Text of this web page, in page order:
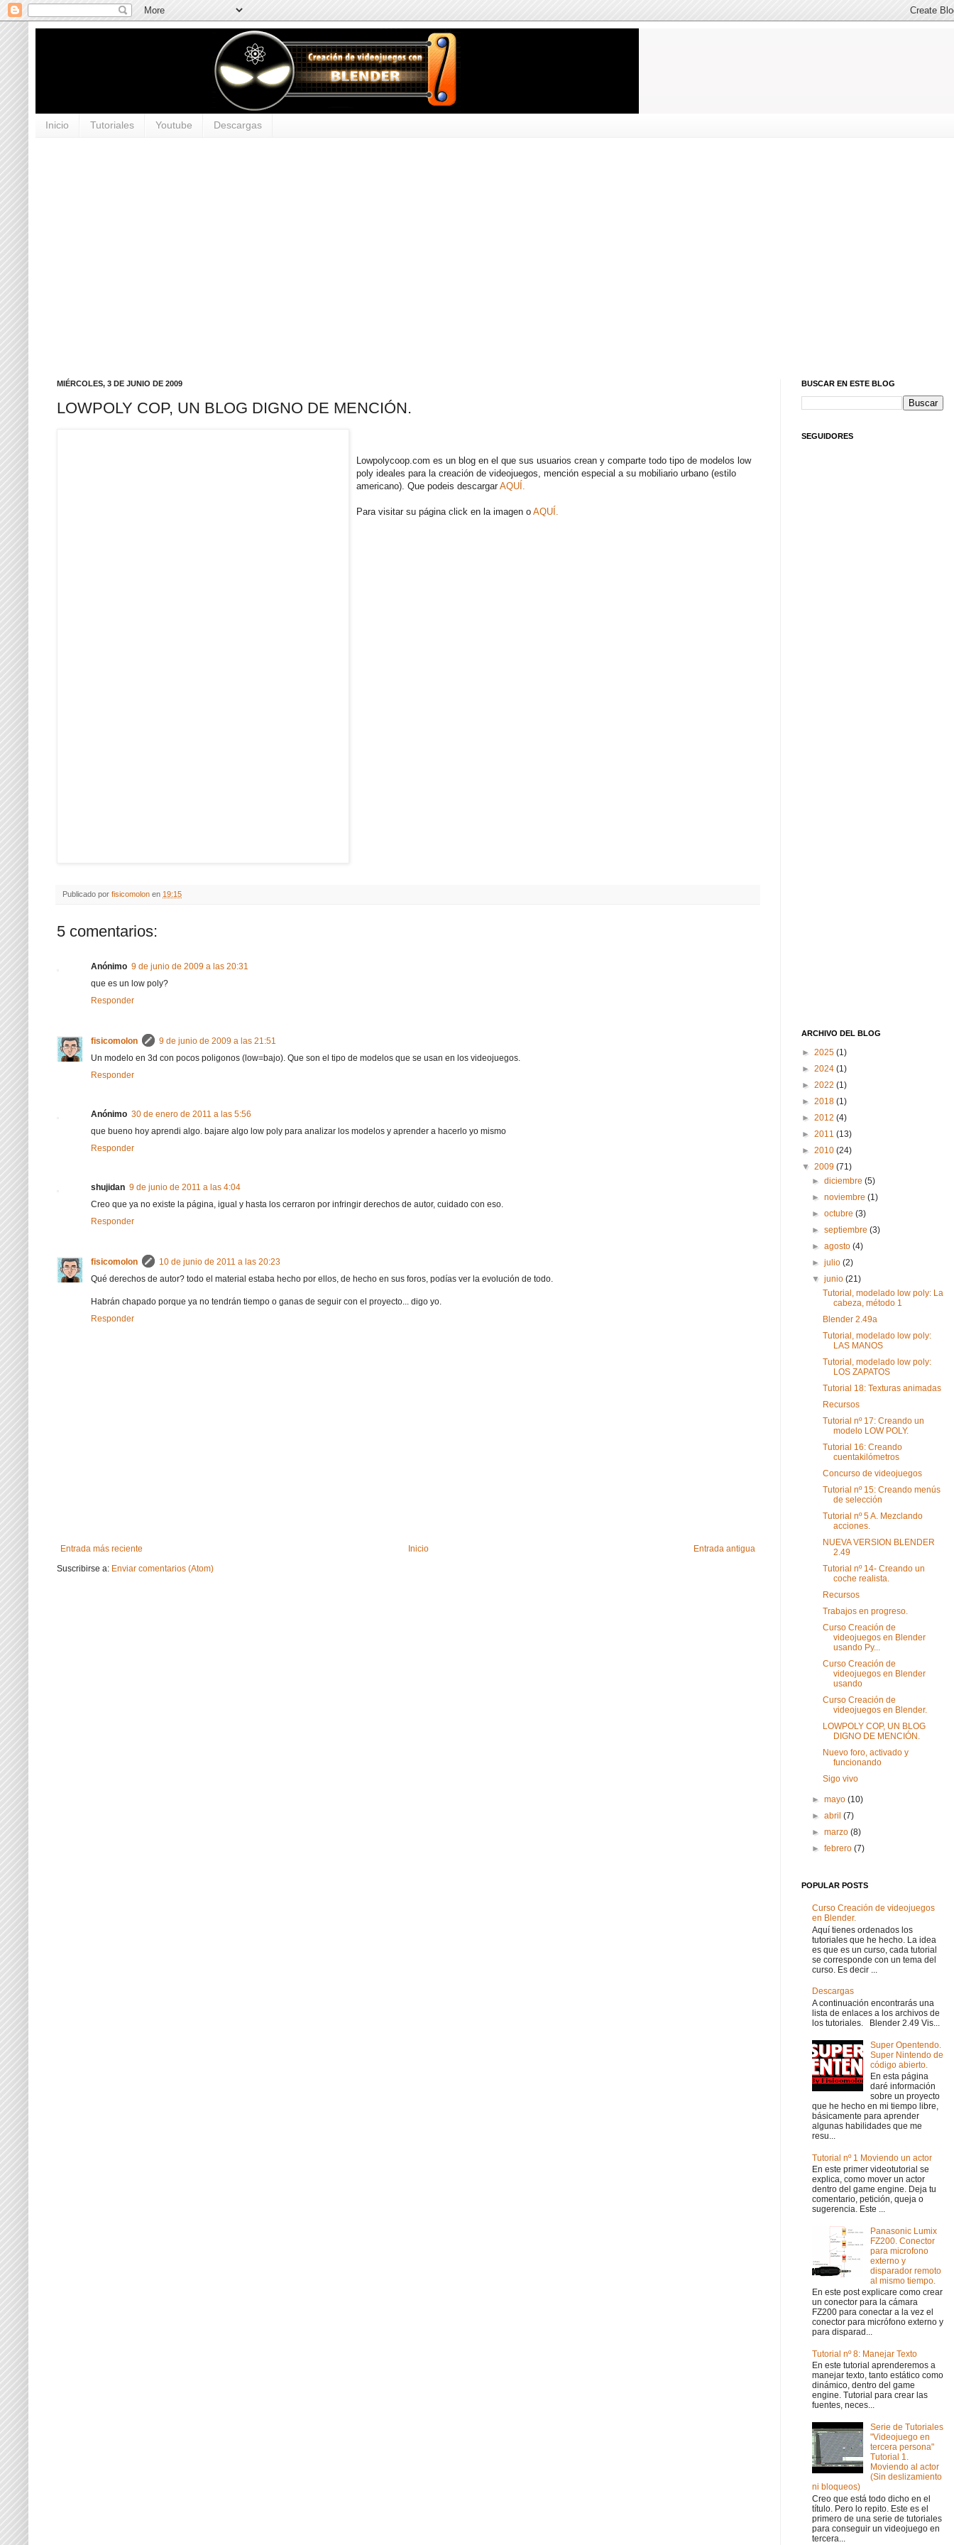
Inicio Tutoriales Youtube Descargas
MIÉRCOLES, 3 DE JUNIO DE 2009
LOWPOLY COP, UN BLOG DIGNO DE MENCIÓN.
Lowpolycoop.com es un blog en el que sus usuarios crean y comparte todo tipo de modelos low
poly ideales para la creación de videojuegos, mención especial a su mobiliario urbano (estilo
americano). Que podeis descargar AQUÍ.
Para visitar su página click en la imagen o AQUÍ.
Publicado por fisicomolon en 19:15
5 comentarios:
Anónimo 9 de junio de 2009 a las 20:31
que es un low poly?
Responder
fisicomolon
9 de junio de 2009 a las 21:51
Un modelo en 3d con pocos poligonos (low=bajo). Que son el tipo de modelos que se usan en los videojuegos.
Responder
Anónimo 30 de enero de 2011 a las 5:56
que bueno hoy aprendi algo. bajare algo low poly para analizar los modelos y aprender a hacerlo yo mismo
Responder
shujidan 9 de junio de 2011 a las 4:04
Creo que ya no existe la página, igual y hasta los cerraron por infringir derechos de autor, cuidado con eso.
Responder
fisicomolon
10 de junio de 2011 a las 20:23
Qué derechos de autor? todo el material estaba hecho por ellos, de hecho en sus foros, podías ver la evolución de todo.
Habrán chapado porque ya no tendrán tiempo o ganas de seguir con el proyecto... digo yo.
Responder
Entrada más reciente Entrada antigua
Inicio
Suscribirse a: Enviar comentarios (Atom)
BUSCAR EN ESTE BLOG
SEGUIDORES
ARCHIVO DEL BLOG
► 2025 (1)
► 2024 (1)
► 2022 (1)
► 2018 (1)
► 2012 (4)
► 2011 (13)
► 2010 (24)
▼ 2009 (71)
►diciembre(5)
►noviembre(1)
►octubre(3)
►septiembre(3)
►agosto(4)
►julio(2)
▼junio(21)
Tutorial, modelado low poly: La
cabeza, método 1
Blender 2.49a
Tutorial, modelado low poly:
LAS MANOS
Tutorial, modelado low poly:
LOS ZAPATOS
Tutorial 18: Texturas animadas
Recursos
Tutorial nº 17: Creando un
modelo LOW POLY.
Tutorial 16: Creando
cuentakilómetros
Concurso de videojuegos
Tutorial nº 15: Creando menús
de selección
Tutorial nº 5 A. Mezclando
acciones.
NUEVA VERSION BLENDER
2.49
Tutorial nº 14- Creando un
coche realista.
Recursos
Trabajos en progreso.
Curso Creación de
videojuegos en Blender
usando Py...
Curso Creación de
videojuegos en Blender
usando
Curso Creación de
videojuegos en Blender.
LOWPOLY COP, UN BLOG
DIGNO DE MENCIÓN.
Nuevo foro, activado y
funcionando
Sigo vivo
►mayo(10)
►abril(7)
►marzo(8)
►febrero(7)
POPULAR POSTS
Curso Creación de videojuegos
en Blender.
Aquí tienes ordenados los
tutoriales que he hecho. La idea
es que es un curso, cada tutorial
se corresponde con un tema del
curso. Es decir ...
Descargas
A continuación encontrarás una
lista de enlaces a los archivos de
los tutoriales. Blender 2.49 Vis...
Super Opentendo.
Super Nintendo de
código abierto.
En esta página
daré información
sobre un proyecto
que he hecho en mi tiempo libre,
básicamente para aprender
algunas habilidades que me
resu...
Tutorial nº 1 Moviendo un actor
En este primer videotutorial se
explica, como mover un actor
dentro del game engine. Deja tu
comentario, petición, queja o
sugerencia. Este ...
Panasonic Lumix
FZ200. Conector
para microfono
externo y
disparador remoto
al mismo tiempo.
En este post explicare como crear
un conector para la cámara
FZ200 para conectar a la vez el
conector para micrófono externo y
para disparad...
Tutorial nº 8: Manejar Texto
En este tutorial aprenderemos a
manejar texto, tanto estático como
dinámico, dentro del game
engine. Tutorial para crear las
fuentes, neces...
Serie de Tutoriales
"Videojuego en
tercera persona"
Tutorial 1.
Moviendo al actor
(Sin deslizamiento
ni bloqueos)
Creo que está todo dicho en el
título. Pero lo repito. Este es el
primero de una serie de tutoriales
para conseguir un videojuego en
tercera...